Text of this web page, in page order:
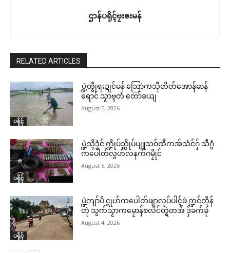
ဌာန်ပရိုၚ်ဗၠးၜးမန်
RELATED ARTICLES
ပရိုၚ်
ပ္ဍဲတွဵုရးဍုင်မန် သြောံကသီုတိတ်အောန်မာန်
ရောင် သၟာဗ္ၚတံ တော်ခယျ
August 5, 2026
ပရိုၚ်
ပ္ဍဲသ္ၚိဒၟံင် က္ဍိုပ်သ္ကိုပ်ပျူသဝ်ထဳကအ်သံင်ဂှ် သီဂွံ
ကပေါတ်လွဟ်လနက်ဂမၠိုင်
August 5, 2026
ပရိုၚ်
ပ္ဍဲကျာ်ပိ င္ရုဟ်ကပေါတ်ဖျာလုပ်ပါၚ်ဖဴ က္ဍင်တိုန်
တုဲ သွက်သၟာကမၠောန်စလိင်တ္ရဲတအ် ဒှ်ခက်ခုဲ
August 4, 2026